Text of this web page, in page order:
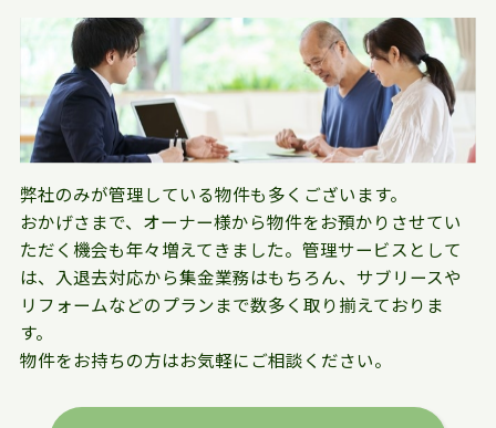
弊社のみが管理している物件も多くございます。
おかげさまで、オーナー様から物件をお預かりさせてい
ただく機会も年々増えてきました。管理サービスとして
は、入退去対応から集金業務はもちろん、サブリースや
リフォームなどのプランまで数多く取り揃えておりま
す。
物件をお持ちの方はお気軽にご相談ください。